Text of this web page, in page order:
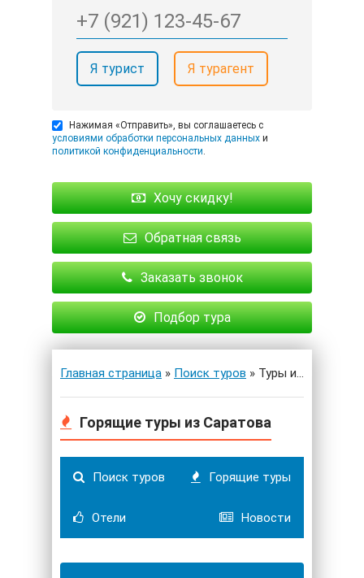
Я турист Я турагент
Нажимая «Отправить», вы соглашаетесь с
условиями обработки персональных данных и
политикой конфиденциальности.
Хочу скидку!
Обратная связь
Заказать звонок
Подбор тура
Главная страница » Поиск туров » Туры из Саратова
Горящие туры из Саратова
Поиск туров Горящие туры
Отели Новости